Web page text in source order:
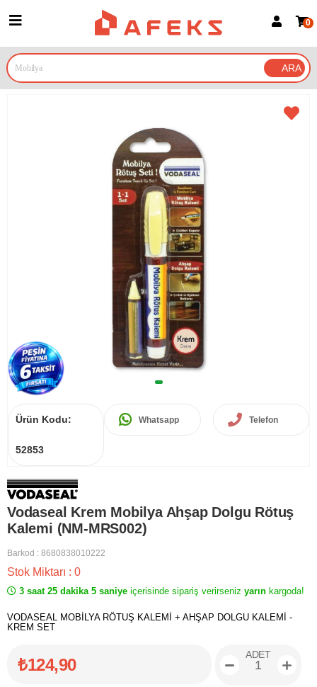
Google İle Bağlan
0
Ürün Kodu:
52853
Whatsapp Telefon
Vodaseal Krem Mobilya Ahşap Dolgu Rötuş
Kalemi (NM-MRS002)
Barkod : 8680838010222
Stok Miktarı : 0
3 saat 25 dakika 5 saniye içerisinde sipariş verirseniz yarın kargoda!
VODASEAL MOBİLYA RÖTUŞ KALEMİ + AHŞAP DOLGU KALEMİ -
KREM SET
₺124,90
ADET